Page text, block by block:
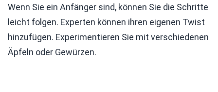
Wenn Sie ein Anfänger sind, können Sie die Schritte
leicht folgen. Experten können ihren eigenen Twist
hinzufügen. Experimentieren Sie mit verschiedenen
Äpfeln oder Gewürzen.